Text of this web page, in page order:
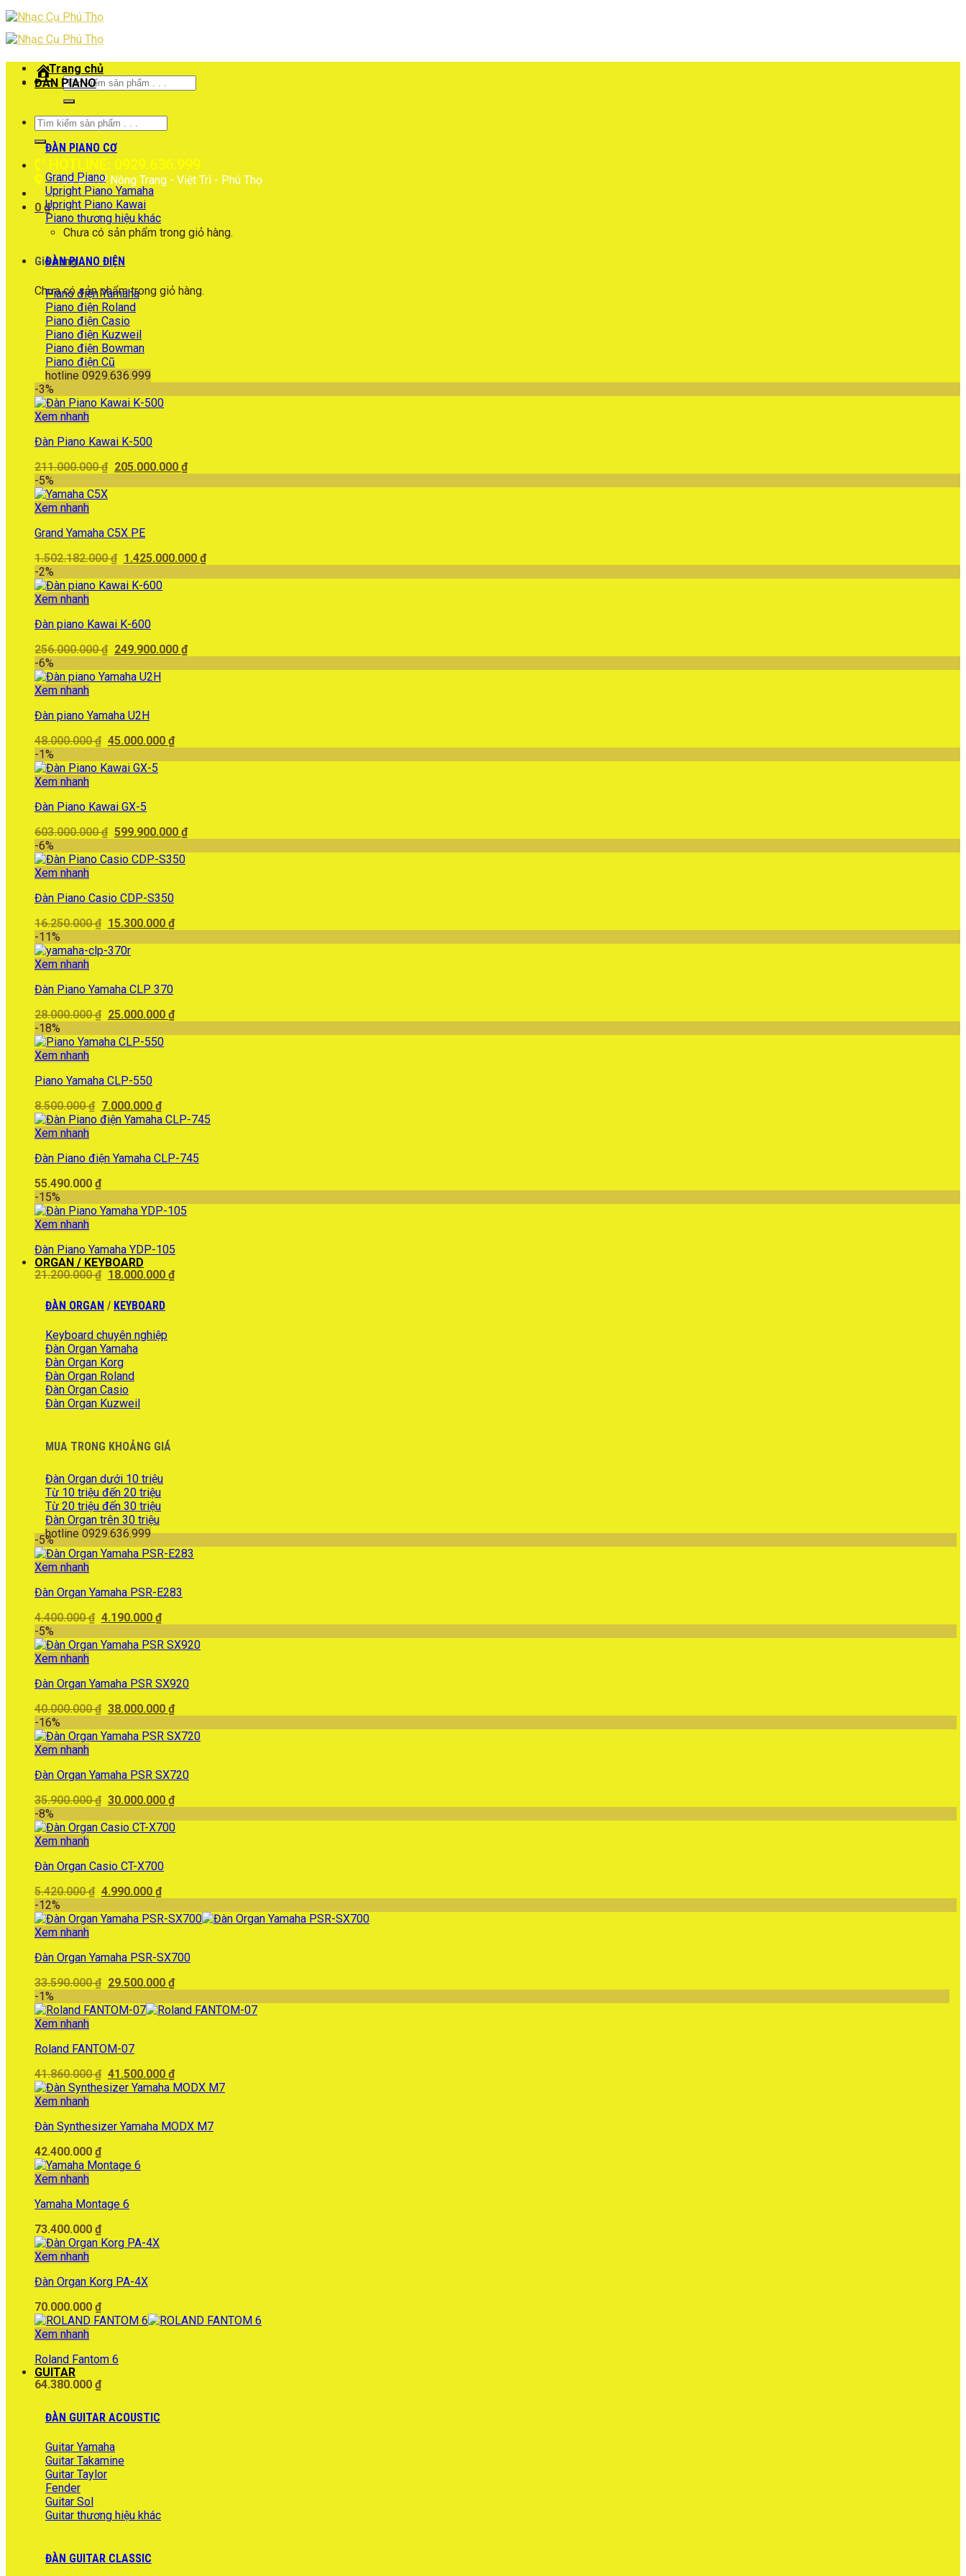
Skip
to
content
Tìm
kiếm:
Tìm
kiếm:
HOTLINE: 0929.636.999
1766 ĐLHV Nông Trang - Việt Trì - Phú Thọ
0 ₫
Chưa có sản phẩm trong giỏ hàng.
Giỏ hàng
Chưa có sản phẩm trong giỏ hàng.
Trang chủ
ĐÀN PIANO
ĐÀN PIANO CƠ
Grand Piano
Upright Piano Yamaha
Upright Piano Kawai
Piano thương hiệu khác
ĐÀN PIANO ĐIỆN
Piano điện Yamaha
Piano điện Roland
Piano điện Casio
Piano điện Kuzweil
Piano điện Bowman
Piano điện Cũ
hotline 0929.636.999
-3%
Xem nhanh
Đàn Piano Kawai K-500
211.000.000₫ Giá
205.000.000 ₫Giá
-5%
Xem nhanh
Grand Yamaha C5X PE
1.502.182.000₫ Giá
là:
1.425.000.000 ₫Giá
-2%
Xem nhanh
Đàn piano Kawai K-600
256.000.000₫ Giá
là:
249.900.000 ₫Giá
-6%
Xem nhanh
Đàn piano Yamaha U2H
48.000.000₫ Giá
là:
45.000.000 ₫Giá
-1%
Xem nhanh
Đàn Piano Kawai GX-5
603.000.000₫ Giá
là:
599.900.000 ₫Giá
-6%
Xem nhanh
Đàn Piano Casio CDP-S350
16.250.000₫ Giá
là:
15.300.000 ₫Giá
-11%
Xem nhanh
Đàn Piano Yamaha CLP 370
28.000.000₫ Giá
là:
25.000.000 ₫Giá
-18%
Xem nhanh
Piano Yamaha CLP-550
8.500.000₫ Giá
gốc
7.000.000 ₫Giá
hiện
7.000.000 ₫.
Xem nhanh
Đàn Piano điện Yamaha CLP-745
55.490.000 ₫
-15%
Xem nhanh
Đàn Piano Yamaha YDP-105
21.200.000₫ Giá
là:
21.200.000 ₫.
18.000.000 ₫Giá
ORGAN / KEYBOARD
ĐÀN ORGAN / KEYBOARD
Keyboard chuyên nghiệp
Đàn Organ Yamaha
Đàn Organ Korg
Đàn Organ Roland
Đàn Organ Casio
Đàn Organ Kuzweil
MUA TRONG KHOẢNG GIÁ
Đàn Organ dưới 10 triệu
Từ 10 triệu đến 20 triệu
Từ 20 triệu đến 30 triệu
Đàn Organ trên 30 triệu
hotline 0929.636.999
-5%
Xem nhanh
Đàn Organ Yamaha PSR-E283
4.400.000₫ Giá
là:
4.190.000 ₫Giá
tại
-5%
Xem nhanh
Đàn Organ Yamaha PSR SX920
40.000.000₫ Giá
là:
38.000.000 ₫Giá
tại
-16%
Xem nhanh
Đàn Organ Yamaha PSR SX720
35.900.000₫ Giá
là:
30.000.000 ₫Giá
tại
-8%
Xem nhanh
Đàn Organ Casio CT-X700
5.420.000₫ Giá
là:
4.990.000 ₫Giá
tại
-12%
Xem nhanh
Đàn Organ Yamaha PSR-SX700
33.590.000₫ Giá
là:
29.500.000 ₫Giá
tại
-1%
Xem nhanh
Roland FANTOM-07
41.860.000₫ Giá
gốc
41.500.000 ₫Giá
hiện
41.500.000 ₫.
Xem nhanh
Đàn Synthesizer Yamaha MODX M7
42.400.000 ₫
Xem nhanh
Yamaha Montage 6
73.400.000 ₫
Xem nhanh
Đàn Organ Korg PA-4X
70.000.000 ₫
Xem nhanh
Roland Fantom 6
64.380.000 ₫
GUITAR
ĐÀN GUITAR ACOUSTIC
Guitar Yamaha
Guitar Takamine
Guitar Taylor
Fender
Guitar Sol
Guitar thương hiệu khác
ĐÀN GUITAR CLASSIC